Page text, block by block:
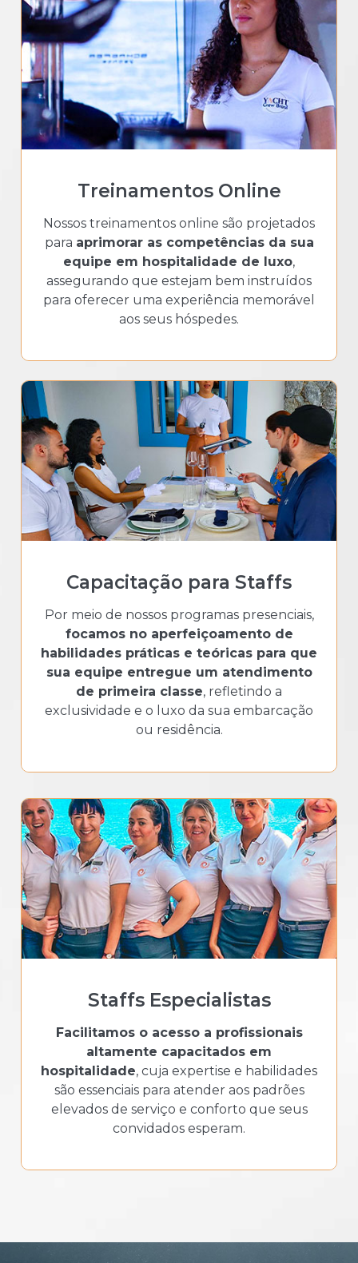
Treinamentos Online
Nossos treinamentos online são projetados
para aprimorar as competências da sua
equipe em hospitalidade de luxo,
assegurando que estejam bem instruídos
para oferecer uma experiência memorável
aos seus hóspedes.
Capacitação para Staffs
Por meio de nossos programas presenciais,
focamos no aperfeiçoamento de
habilidades práticas e teóricas para que
sua equipe entregue um atendimento
de primeira classe, refletindo a
exclusividade e o luxo da sua embarcação
ou residência.
Staffs Especialistas
Facilitamos o acesso a profissionais
altamente capacitados em
hospitalidade, cuja expertise e habilidades
são essenciais para atender aos padrões
elevados de serviço e conforto que seus
convidados esperam.